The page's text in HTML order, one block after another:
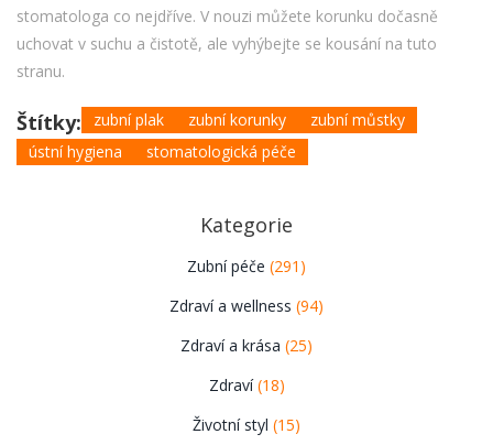
stomatologa co nejdříve. V nouzi můžete korunku dočasně
uchovat v suchu a čistotě, ale vyhýbejte se kousání na tuto
stranu.
Štítky: zubní plak zubní korunky
zubní můstky
ústní hygiena
stomatologická péče
Kategorie
Zubní péče (291)
Zdraví a wellness (94)
Zdraví a krása (25)
Zdraví(18)
Životní styl (15)